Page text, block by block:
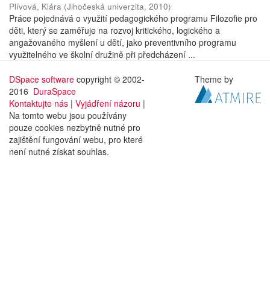
Plívová, Klára (Jihočeská univerzita, 2010)
Práce pojednává o využití pedagogického programu Filozofie pro
děti, který se zaměřuje na rozvoj kritického, logického a
angažovaného myšlení u dětí, jako preventivního programu
využitelného ve školní družině při předcházení ...
DSpace software copyright © 2002-
2016 DuraSpace
Kontaktujte nás | Vyjádření názoru |
Na tomto webu jsou používány
pouze cookies nezbytně nutné pro
zajištění fungování webu, pro které
není nutné získat souhlas.
Theme by